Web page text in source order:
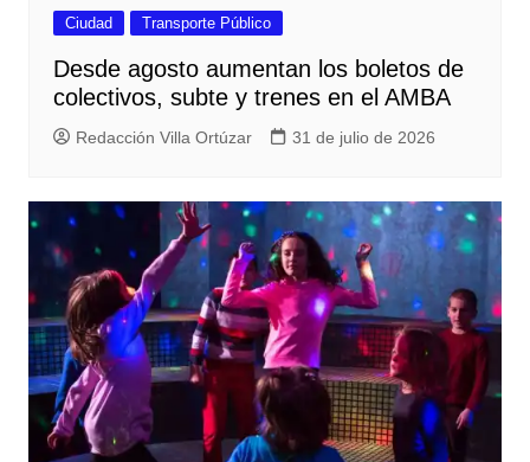
Ciudad Transporte Público
Desde agosto aumentan los boletos de
colectivos, subte y trenes en el AMBA
Redacción Villa Ortúzar 31 de julio de 2026